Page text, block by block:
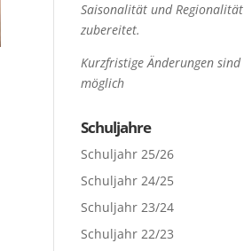
Saisonalität und Regionalität
zubereitet.
Kurzfristige Änderungen sind
möglich
Schuljahre
Schuljahr 25/26
Schuljahr 24/25
Schuljahr 23/24
Schuljahr 22/23